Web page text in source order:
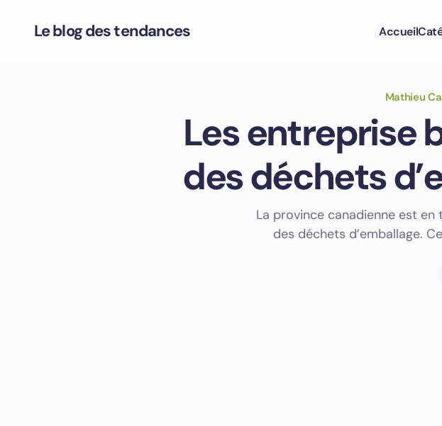
Le blog des tendances Accueil
Mathieu
Les entreprise
des déchets
La province canadienne est
des déchets d’emballage.